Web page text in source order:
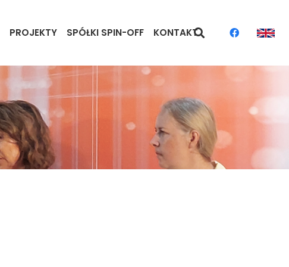
PROJEKTY SPÓŁKI SPIN-OFF KONTAKT